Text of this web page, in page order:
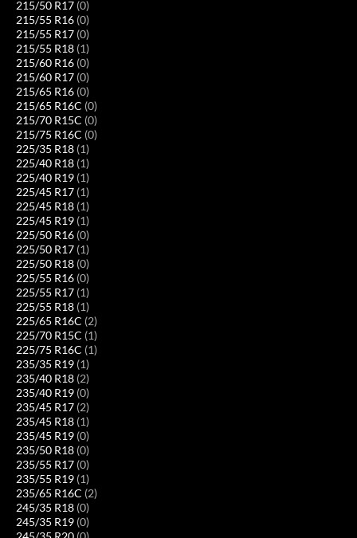
215/50 R17 (0)
215/55 R16 (0)
215/55 R17 (0)
215/55 R18 (1)
215/60 R16 (0)
215/60 R17 (0)
215/65 R16 (0)
215/65 R16C (0)
215/70 R15C (0)
215/75 R16C (0)
225/35 R18 (1)
225/40 R18 (1)
225/40 R19 (1)
225/45 R17 (1)
225/45 R18 (1)
225/45 R19 (1)
225/50 R16 (0)
225/50 R17 (1)
225/50 R18 (0)
225/55 R16 (0)
225/55 R17 (1)
225/55 R18 (1)
225/65 R16C (2)
225/70 R15C (1)
225/75 R16C (1)
235/35 R19 (1)
235/40 R18 (2)
235/40 R19 (0)
235/45 R17 (2)
235/45 R18 (1)
235/45 R19 (0)
235/50 R18 (0)
235/55 R17 (0)
235/55 R19 (1)
235/65 R16C (2)
245/35 R18 (0)
245/35 R19 (0)